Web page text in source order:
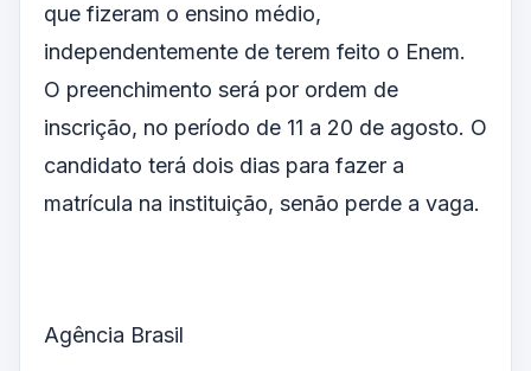
que fizeram o ensino médio,
independentemente de terem feito o Enem.
O preenchimento será por ordem de
inscrição, no período de 11 a 20 de agosto. O
candidato terá dois dias para fazer a
matrícula na instituição, senão perde a vaga.
Agência Brasil